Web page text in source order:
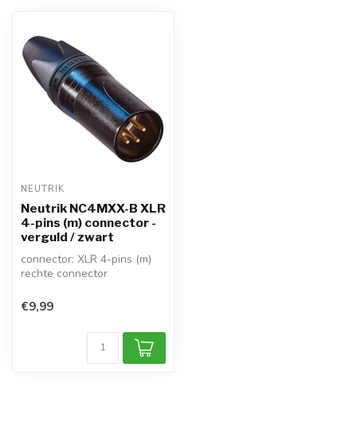
NEUTRIK
Neutrik NC4MXX-B XLR
4-pins (m) connector -
verguld / zwart
connector: XLR 4-pins (m)
rechte connector
verguld: ja / k...
€9,99